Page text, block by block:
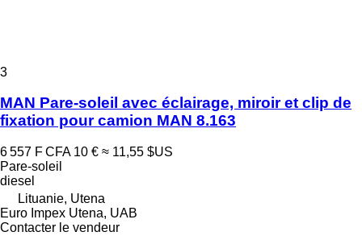
3
MAN Pare-soleil avec éclairage, miroir et clip de
fixation pour camion MAN 8.163
6 557 F CFA 10 € ≈ 11,55 $US
Pare-soleil
diesel
Lituanie, Utena
Euro Impex Utena, UAB
Contacter le vendeur